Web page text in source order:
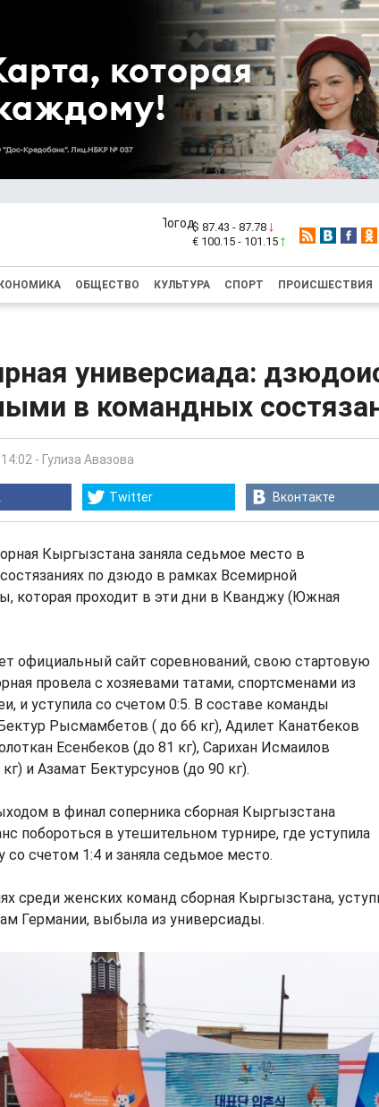
$ 87.43 - 87.78
€ 100.15 - 101.15
ОБЩЕСТВО КУЛЬТУРА СПОРТ ПРОИСШЕСТВИЯ
универсиада:
в командных
- Гулиза Авазова
Twitter Вконтакте
Кыргызстана заняла седьмое место в
по дзюдо в рамках Всемирной
которая проходит в эти дни в Кванджу (Южная
официальный сайт соревнований, свою стартовую
провела с хозяевами татами, спортсменами из
и уступила со счетом 0:5. В составе команды
Рысмамбетов ( до 66 кг), Адилет Канатбеков
Есенбеков (до 81 кг), Сарихан Исмаилов
и Азамат Бектурсунов (до 90 кг).
в финал соперника сборная Кыргызстана
побороться в утешительном турнире, где уступила
со счетом 1:4 и заняла седьмое место.
среди женских команд сборная Кыргызстана,
Германии, выбыла из универсиады.